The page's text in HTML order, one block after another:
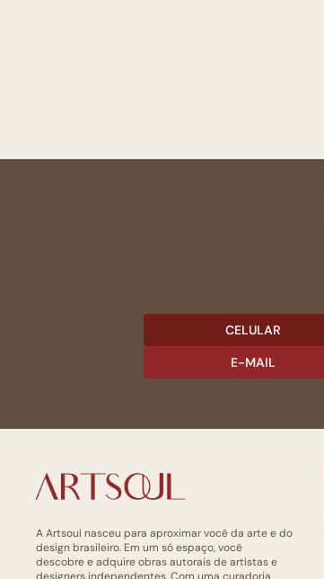
CELULAR
E-MAIL
A Artsoul nasceu para aproximar você da arte e do
design brasileiro. Em um só espaço, você
descobre e adquire obras autorais de artistas e